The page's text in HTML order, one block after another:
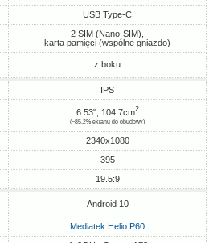
USB Type-C
2 SIM (Nano-SIM),
karta pamięci (wspólne gniazdo)
z boku
IPS
6.53", 104.7cm2
(~85.2% ekranu do obudowy)
2340x1080
395
19.5:9
Android 10
Mediatek Helio P60